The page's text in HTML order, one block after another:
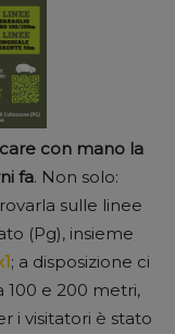
con mano la
fa. Non solo:
sulle linee
(Pg), insieme
; a disposizione ci
100 e 200 metri,
i visitatori è stato